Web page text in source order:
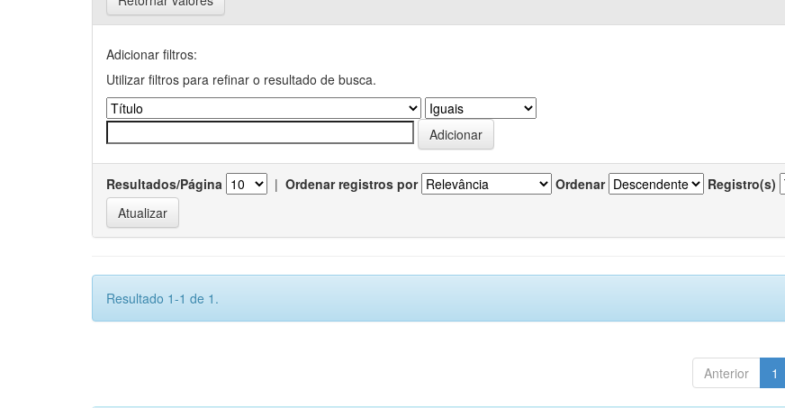
Adicionar filtros:
Utilizar filtros para refinar o resultado de busca.
Resultados/Página | Ordenar registros por Ordenar Registro(s)
Resultado 1-1 de 1.
Anterior 1